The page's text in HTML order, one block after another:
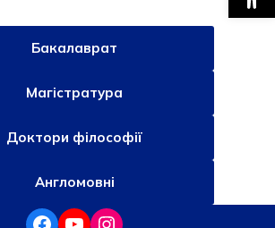
Бакалаврат
Магістратура
Доктори філософії
Англомовні